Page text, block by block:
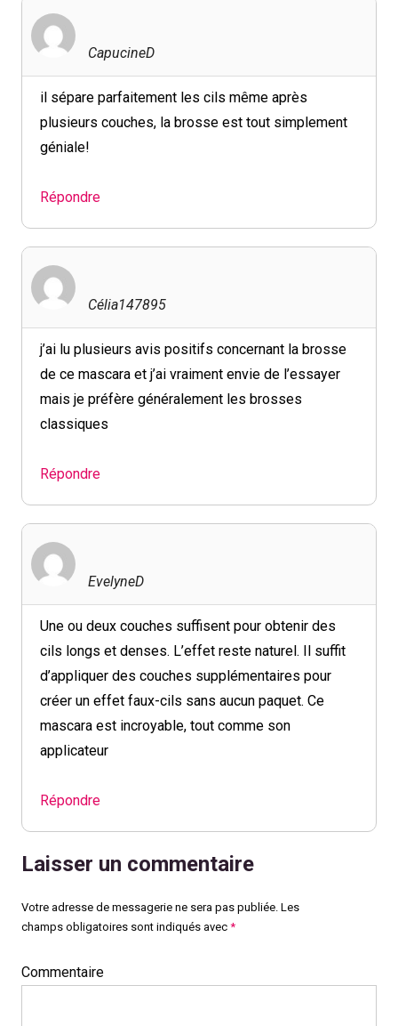
CapucineD
il sépare parfaitement les cils même après
plusieurs couches, la brosse est tout simplement
géniale!
Répondre
Célia147895
j’ai lu plusieurs avis positifs concernant la brosse
de ce mascara et j’ai vraiment envie de l’essayer
mais je préfère généralement les brosses
classiques
Répondre
EvelyneD
Une ou deux couches suffisent pour obtenir des
cils longs et denses. L’effet reste naturel. Il suffit
d’appliquer des couches supplémentaires pour
créer un effet faux-cils sans aucun paquet. Ce
mascara est incroyable, tout comme son
applicateur
Répondre
Laisser un commentaire
Votre adresse de messagerie ne sera pas publiée. Les
champs obligatoires sont indiqués avec *
Commentaire